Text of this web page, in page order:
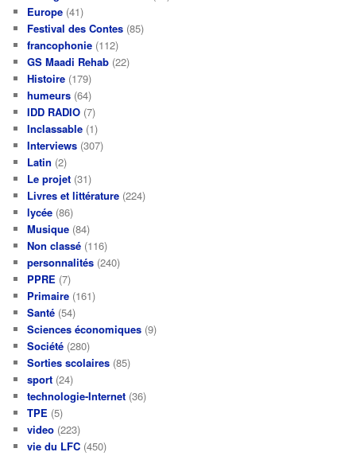
Europe (41)
Festival des Contes (85)
francophonie (112)
GS Maadi Rehab (22)
Histoire (179)
humeurs (64)
IDD RADIO (7)
Inclassable (1)
Interviews (307)
Latin (2)
Le projet (31)
Livres et littérature (224)
lycée (86)
Musique (84)
Non classé (116)
personnalités (240)
PPRE (7)
Primaire (161)
Santé (54)
Sciences économiques (9)
Société (280)
Sorties scolaires (85)
sport (24)
technologie-Internet (36)
TPE (5)
video (223)
vie du LFC (450)